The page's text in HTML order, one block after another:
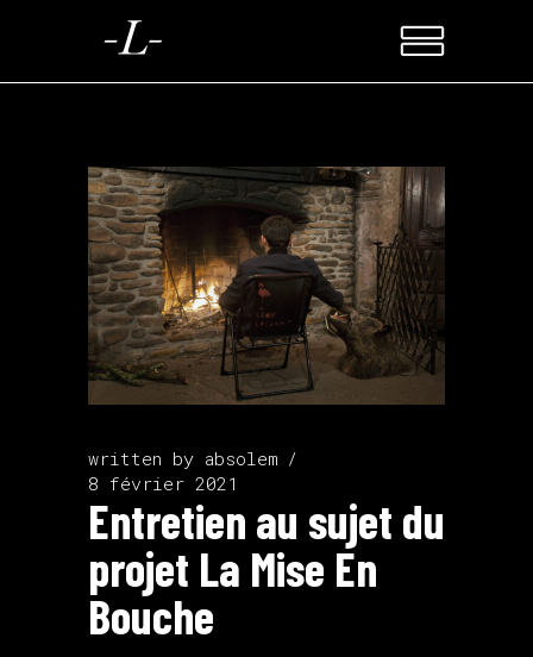
written by absolem
8 février 2021
Entretien au sujet du
projet La Mise En
Bouche